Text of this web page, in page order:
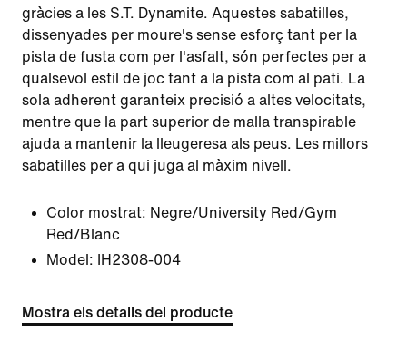
gràcies a les S.T. Dynamite. Aquestes sabatilles,
dissenyades per moure's sense esforç tant per la
pista de fusta com per l'asfalt, són perfectes per a
qualsevol estil de joc tant a la pista com al pati. La
sola adherent garanteix precisió a altes velocitats,
mentre que la part superior de malla transpirable
ajuda a mantenir la lleugeresa als peus. Les millors
sabatilles per a qui juga al màxim nivell.
Color mostrat: Negre/University Red/Gym
Red/Blanc
Model:
IH2308-004
Mostra els detalls del producte